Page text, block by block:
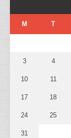
M T
3 4
10 11
17 18
24 25
31